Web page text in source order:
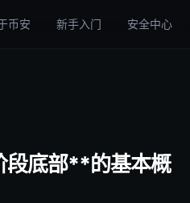
币安 新手入门 安全中心
底部**的基本概